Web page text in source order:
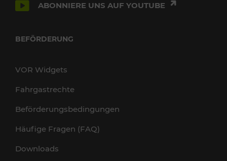
ABONNIERE UNS AUF YOUTUBE
BEFÖRDERUNG
VOR Widgets
Fahrgastrechte
Beförderungsbedingungen
Häufige Fragen (FAQ)
Downloads